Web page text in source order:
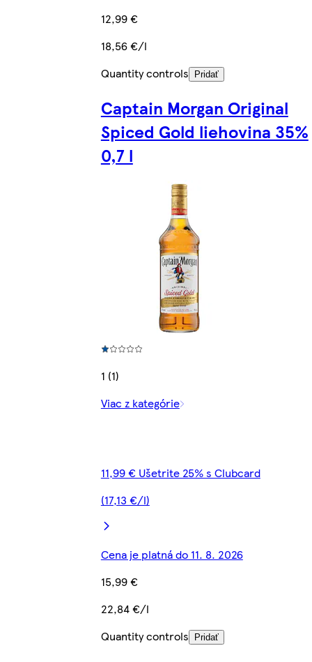
12,99 €
18,56 €/l
Quantity controls
Pridať
Captain Morgan Original
Spiced Gold liehovina 35%
0,7 l
1 (1)
Viac z kategórie
11,99 € Ušetrite 25% s Clubcard
(17,13 €/l)
Cena je platná do 11. 8. 2026
15,99 €
22,84 €/l
Quantity controls
Pridať